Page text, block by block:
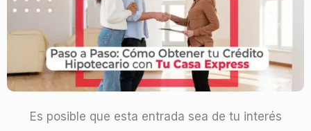
Es posible que esta entrada sea de tu interés